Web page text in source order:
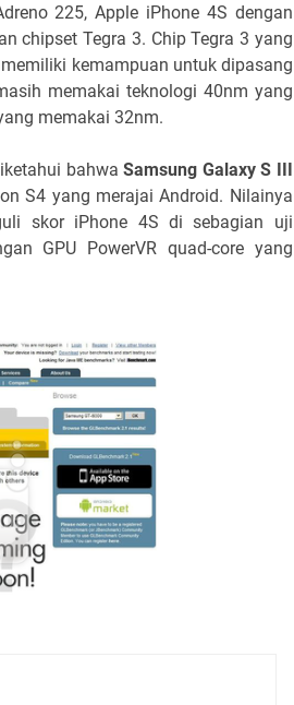
225, Apple iPhone 4S dengan
chipset Tegra 3. Chip Tegra 3 yang
kemampuan untuk dipasang
memakai teknologi 40nm yang
memakai 32nm.
bahwaSamsung Galaxy S III
S4 yang merajai Android. Nilainya
skor iPhone 4S di sebagian uji
GPU PowerVR quad-core yang